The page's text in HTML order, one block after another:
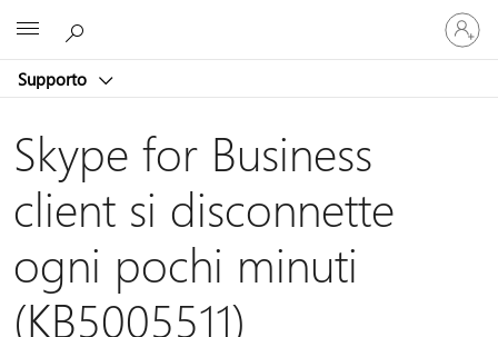
Supporto
Accedi
con
il
account
Skype for Business
client si disconnette
ogni pochi minuti
(KB5005511)